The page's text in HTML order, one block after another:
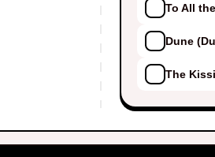
To All
Dune
The